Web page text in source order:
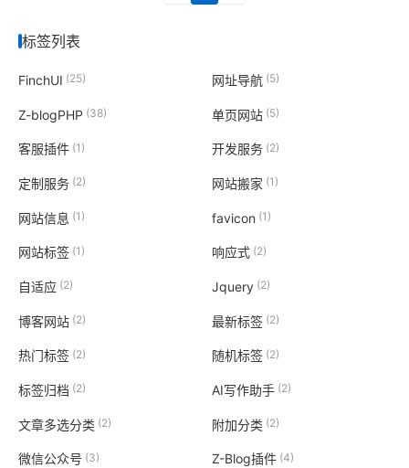
标签列表
FinchUI (25) 网址导航(5)
Z-blogPHP (38) 单页网站(5)
客服插件 (1) 开发服务(2)
定制服务 (2) 网站搬家 (1)
网站信息 (1) favicon (1)
网站标签 (1) 响应式(2)
自适应 (2) Jquery(2)
博客网站 (2) 最新标签(2)
热门标签 (2) 随机标签(2)
标签归档 (2) AI写作助手(2)
文章多选分类 (2) 附加分类 (2)
微信公众号 (3) Z-Blog插件(4)